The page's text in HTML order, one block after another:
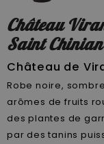
Château
Saint
Château de
Robe noire,
arômes de fruits
des plantes de
par des tanins